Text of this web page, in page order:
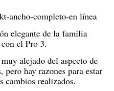
elegante de la familia
el Pro 3.
alejado del aspecto de
pero hay razones para estar
cambios realizados.